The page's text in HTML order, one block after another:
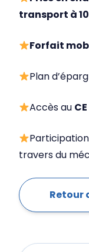
transport à
Forfait
Plan
Accès au
travers du
Retour